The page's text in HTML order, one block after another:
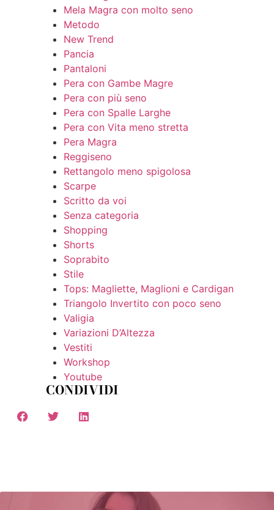
Mela Magra con molto seno
Metodo
New Trend
Pancia
Pantaloni
Pera con Gambe Magre
Pera con più seno
Pera con Spalle Larghe
Pera con Vita meno stretta
Pera Magra
Reggiseno
Rettangolo meno spigolosa
Scarpe
Scritto da voi
Senza categoria
Shopping
Shorts
Soprabito
Stile
Tops: Magliette, Maglioni e Cardigan
Triangolo Invertito con poco seno
Valigia
Variazioni D’Altezza
Vestiti
Workshop
Youtube
CONDIVIDI